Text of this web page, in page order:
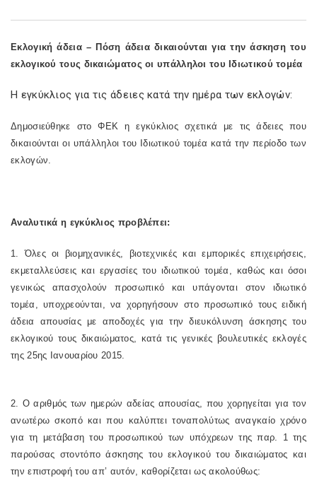
Εκλογική άδεια – Πόση άδεια δικαιούνται για την άσκηση του
εκλογικού τους δικαιώματος οι υπάλληλοι του Ιδιωτικού τομέα
Η εγκύκλιος για τις άδειες κατά την ημέρα των εκλογών:
Δημοσιεύθηκε στο ΦΕΚ η εγκύκλιος σχετικά με τις άδειες που
δικαιούνται οι υπάλληλοι του Ιδιωτικού τομέα κατά την περίοδο των
εκλογών.
Αναλυτικά η εγκύκλιος προβλέπει:
1. Όλες οι βιομηχανικές, βιοτεχνικές και εμπορικές επιχειρήσεις,
εκμεταλλεύσεις και εργασίες του ιδιωτικού τομέα, καθώς και όσοι
γενικώς απασχολούν προσωπικό και υπάγονται στον ιδιωτικό
τομέα, υποχρεούνται, να χορηγήσουν στο προσωπικό τους ειδική
άδεια απουσίας με αποδοχές για την διευκόλυνση άσκησης του
εκλογικού τους δικαιώματος, κατά τις γενικές βουλευτικές εκλογές
της 25ης Ιανουαρίου 2015.
2. Ο αριθμός των ημερών αδείας απουσίας, που χορηγείται για τον
ανωτέρω σκοπό και που καλύπτει τοναπολύτως αναγκαίο χρόνο
για τη μετάβαση του προσωπικού των υπόχρεων της παρ. 1 της
παρούσας στοντόπο άσκησης του εκλογικού του δικαιώματος και
την επιστροφή του απ’ αυτόν, καθορίζεται ως ακολούθως: